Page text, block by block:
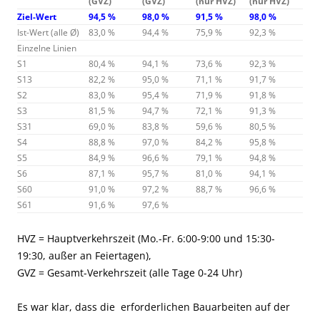
Ziel-Wert
94,5 % 98,0 % 91,5 %
98,0 %
Ist-Wert (alle Ø)
83,0 % 94,4 % 75,9 %
92,3 %
Einzelne Linien
S1
80,4 % 94,1 % 73,6 %
92,3 %
S13
82,2 % 95,0 % 71,1 %
91,7 %
S2
83,0 % 95,4 % 71,9 %
91,8 %
S3
81,5 % 94,7 % 72,1 %
91,3 %
S31
69,0 % 83,8 % 59,6 %
80,5 %
S4
88,8 % 97,0 % 84,2 %
95,8 %
S5
84,9 % 96,6 % 79,1 %
94,8 %
S6
87,1 % 95,7 % 81,0 %
94,1 %
S60
91,0 % 97,2 % 88,7 %
96,6 %
S61
91,6 % 97,6 %
HVZ = Hauptverkehrszeit (Mo.-Fr. 6:00-9:00 und 15:30-
19:30, außer an Feiertagen),
GVZ = Gesamt-Verkehrszeit (alle Tage 0-24 Uhr)
Es war klar, dass die erforderlichen Bauarbeiten auf der